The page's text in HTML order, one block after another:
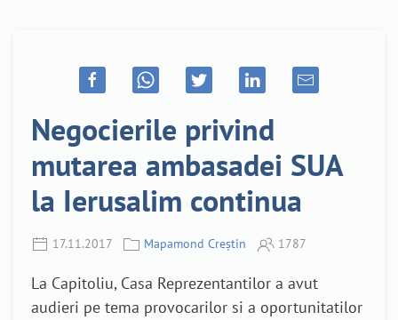
Negocierile privind
mutarea ambasadei SUA
la Ierusalim continua
17.11.2017 Mapamond Creștin 1787
La Capitoliu, Casa Reprezentantilor a avut
audieri pe tema provocarilor si a oportunitatilor